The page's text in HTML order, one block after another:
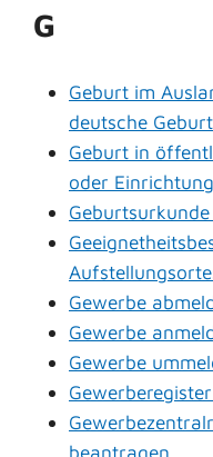
G
Geburt im
deutsche
Geburt in
oder
Gewerbe
Gewerbe
Gewerbe
beantragen